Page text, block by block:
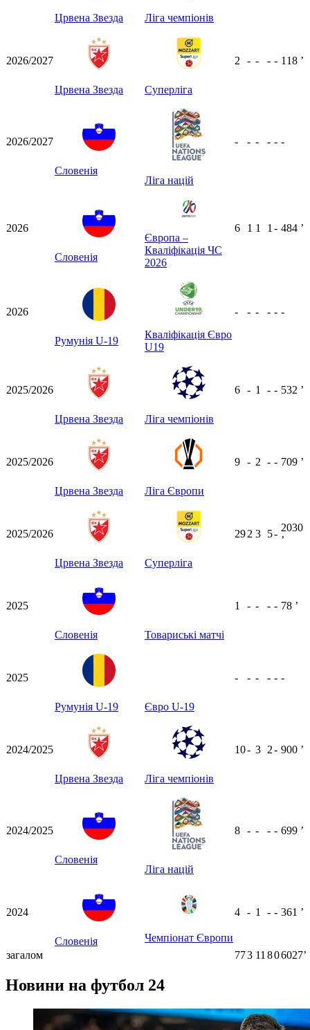
Црвена Звезда Ліга чемпіонів
2026/2027
Црвена Звезда Суперліга
2 - - - - 118 ʼ
2026/2027
Словенія
Ліга націй
- - - - - -
2026
Словенія
Європа –
Кваліфікація ЧС
2026
6 1 1 1 - 484 ʼ
2026
Румунія U-19
Кваліфікація Євро
U19
- - - - - -
2025/2026
Црвена Звезда Ліга чемпіонів
6 - 1 - - 532 ʼ
2025/2026
Црвена Звезда Ліга Європи
9 - 2 - - 709 ʼ
2025/2026
Црвена Звезда Суперліга
292 3 5-
2030
ʼ
2025
Словенія Товариські матчі
1 - - - - 78 ʼ
2025
Румунія U-19 Євро U-19
- - - - - -
2024/2025
Црвена Звезда Ліга чемпіонів
10- 3 2- 900 ʼ
2024/2025
Словенія
Ліга націй
8 - - - - 699 ʼ
2024
Словенія Чемпіонат Європи
4 - 1 - - 361 ʼ
загалом 773 11 806027ʼ
Новини на футбол 24